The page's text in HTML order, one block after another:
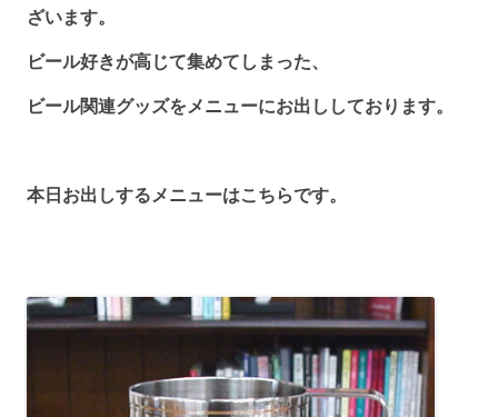
ざいます。
ビール好きが高じて集めてしまった、
ビール関連グッズをメニューにお出ししております。
本日お出しするメニューはこちらです。